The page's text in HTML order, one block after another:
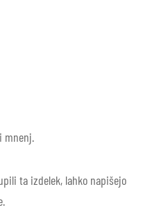
mnenj.
ta izdelek, lahko napišejo